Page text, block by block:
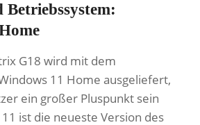
Betriebssystem:
G18 wird mit dem
11 Home ausgeliefert,
ein großer Pluspunkt sein
ist die neueste Version des